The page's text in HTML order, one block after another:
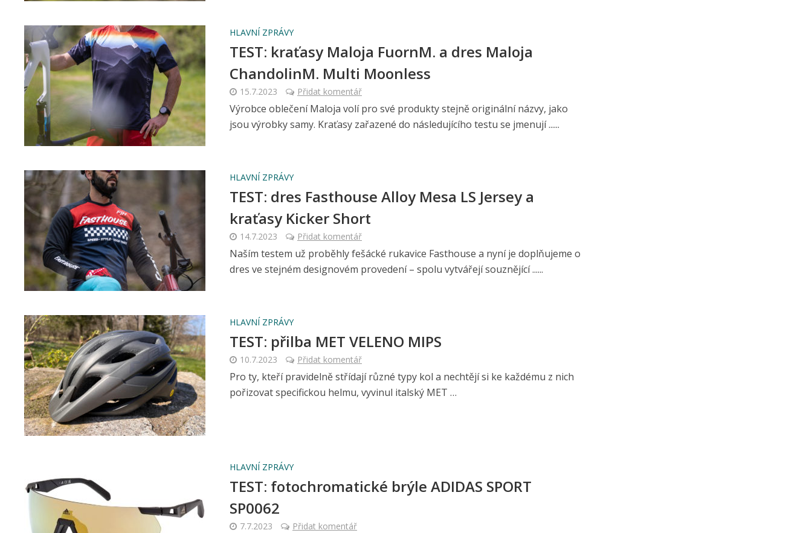
HLAVNÍ ZPRÁVY
TEST: kraťasy Maloja FuornM. a dres Maloja
ChandolinM. Multi Moonless
15.7.2023 Přidat komentář
Výrobce oblečení Maloja volí pro své produkty stejně originální názvy, jako
jsou výrobky samy. Kraťasy zařazené do následujícího testu se jmenují ......
HLAVNÍ ZPRÁVY
TEST: dres Fasthouse Alloy Mesa LS Jersey a
kraťasy Kicker Short
14.7.2023 Přidat komentář
Naším testem už proběhly fešácké rukavice Fasthouse a nyní je doplňujeme o
dres ve stejném designovém provedení – spolu vytvářejí souznějící ......
HLAVNÍ ZPRÁVY
TEST: přilba MET VELENO MIPS
10.7.2023 Přidat komentář
Pro ty, kteří pravidelně střídají různé typy kol a nechtějí si ke každému z nich
pořizovat specifickou helmu, vyvinul italský MET …
HLAVNÍ ZPRÁVY
TEST: fotochromatické brýle ADIDAS SPORT
SP0062
7.7.2023 Přidat komentář